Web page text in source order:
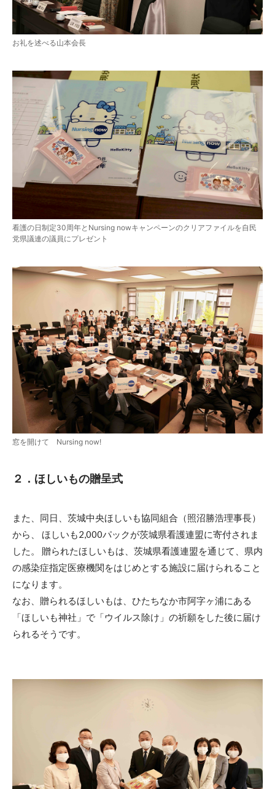
お礼を述べる山本会長
看護の日制定30周年とNursing nowキャンペーンのクリアファイルを自民
党県議連の議員にプレゼント
窓を開けて Nursing now!
２．ほしいもの贈呈式
また、同日、茨城中央ほしいも協同組合（照沼勝浩理事長）
から、 ほしいも2,000パックが茨城県看護連盟に寄付されま
した。 贈られたほしいもは、茨城県看護連盟を通じて、県内
の感染症指定医療機関をはじめとする施設に届けられること
になります。
なお、贈られるほしいもは、ひたちなか市阿字ヶ浦にある
「ほしいも神社」で「ウイルス除け」の祈願をした後に届け
られるそうです。